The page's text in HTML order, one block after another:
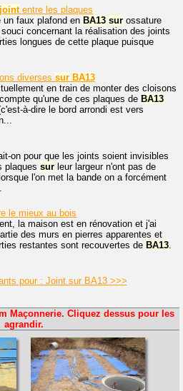
jointentre les plaques
un faux plafond en BA13 sur ossature
concernant la réalisation des joints
longues de cette plaque puisque
diverses sur BA13
en train de monter des cloisons
qu'une de ces plaques de BA13
à-dire le bord arrondi est vers
on pour que les joints soient invisibles
plaques sur leur largeur n'ont pas de
l'on met la bande on a forcément
le mieux au bois
la maison est en rénovation et j'ai
des murs en pierres apparentes et
restantes sont recouvertes de BA13.
pour : Joint sur BA13 >>>
Maçonnerie. Cliquez dessus pour les
agrandir.